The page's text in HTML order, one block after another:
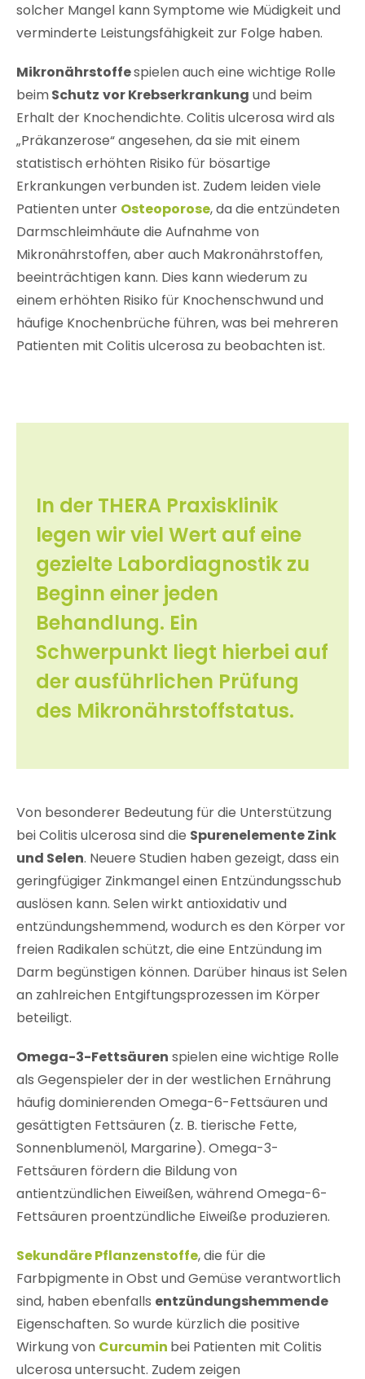
solcher Mangel kann Symptome wie Müdigkeit und
verminderte Leistungsfähigkeit zur Folge haben.
Mikronährstoffespielen auch eine wichtige Rolle
beimSchutz vor Krebserkrankung und beim
Erhalt der Knochendichte. Colitis ulcerosa wird als
„Präkanzerose“ angesehen, da sie mit einem
statistisch erhöhten Risiko für bösartige
Erkrankungen verbunden ist. Zudem leiden viele
Patienten unter Osteoporose, da die entzündeten
Darmschleimhäute die Aufnahme von
Mikronährstoffen, aber auch Makronährstoffen,
beeinträchtigen kann. Dies kann wiederum zu
einem erhöhten Risiko für Knochenschwund und
häufige Knochenbrüche führen, was bei mehreren
Patienten mit Colitis ulcerosa zu beobachten ist.
In der THERA Praxisklinik
legen wir viel Wert auf eine
gezielte Labordiagnostik zu
Beginn einer jeden
Behandlung. Ein
Schwerpunkt liegt hierbei auf
der ausführlichen Prüfung
des Mikronährstoffstatus.
Von besonderer Bedeutung für die Unterstützung
bei Colitis ulcerosa sind die Spurenelemente Zink
und Selen. Neuere Studien haben gezeigt, dass ein
geringfügiger Zinkmangel einen Entzündungsschub
auslösen kann. Selen wirkt antioxidativ und
entzündungshemmend, wodurch es den Körper vor
freien Radikalen schützt, die eine Entzündung im
Darm begünstigen können. Darüber hinaus ist Selen
an zahlreichen Entgiftungsprozessen im Körper
beteiligt.
Omega-3-Fettsäuren spielen eine wichtige Rolle
als Gegenspieler der in der westlichen Ernährung
häufig dominierenden Omega-6-Fettsäuren und
gesättigten Fettsäuren (z. B. tierische Fette,
Sonnenblumenöl, Margarine). Omega-3-
Fettsäuren fördern die Bildung von
antientzündlichen Eiweißen, während Omega-6-
Fettsäuren proentzündliche Eiweiße produzieren.
Sekundäre Pflanzenstoffe, die für die
Farbpigmente in Obst und Gemüse verantwortlich
sind, haben ebenfalls entzündungshemmende
Eigenschaften. So wurde kürzlich die positive
Wirkung von Curcumin bei Patienten mit Colitis
ulcerosa untersucht. Zudem zeigen